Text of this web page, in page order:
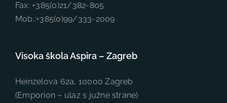
Fax: +385(0)21/382-805
Mob.:+385(0)99/333-2009
Visoka škola Aspira – Zagreb
Heinzelova 62a, 10000 Zagreb
(Emporion – ulaz s južne strane)